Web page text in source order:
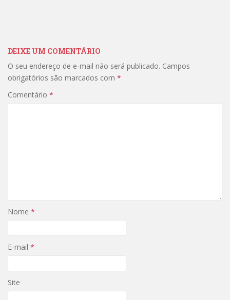
DEIXE UM COMENTÁRIO
O seu endereço de e-mail não será publicado. Campos
obrigatórios são marcados com *
Comentário *
Nome *
E-mail *
Site